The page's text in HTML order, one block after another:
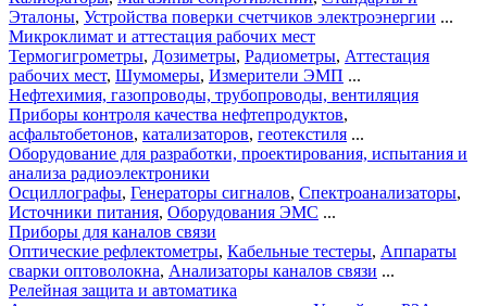
Эталоны, Устройства поверки счетчиков электроэнергии ...
Микроклимат и аттестация рабочих мест
Термогигрометры, Дозиметры, Радиометры, Аттестация
рабочих мест, Шумомеры, Измерители ЭМП ...
Нефтехимия, газопроводы, трубопроводы, вентиляция
Приборы контроля качества нефтепродуктов,
асфальтобетонов, катализаторов, геотекстиля ...
Оборудование для разработки, проектирования, испытания и
анализа радиоэлектроники
Осциллографы, Генераторы сигналов, Спектроанализаторы,
Источники питания, Оборудования ЭМС ...
Приборы для каналов связи
Оптические рефлектометры, Кабельные тестеры, Аппараты
сварки оптоволокна, Анализаторы каналов связи ...
Релейная защита и автоматика